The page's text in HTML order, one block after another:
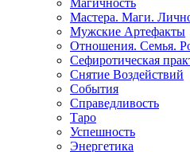
Магичность
Мастера. Маги.
Мужские Артефакты
Отношения. Семья.
Сефиротическая
Снятие Воздействий
События
Справедливость
Таро
Успешность
Энергетика